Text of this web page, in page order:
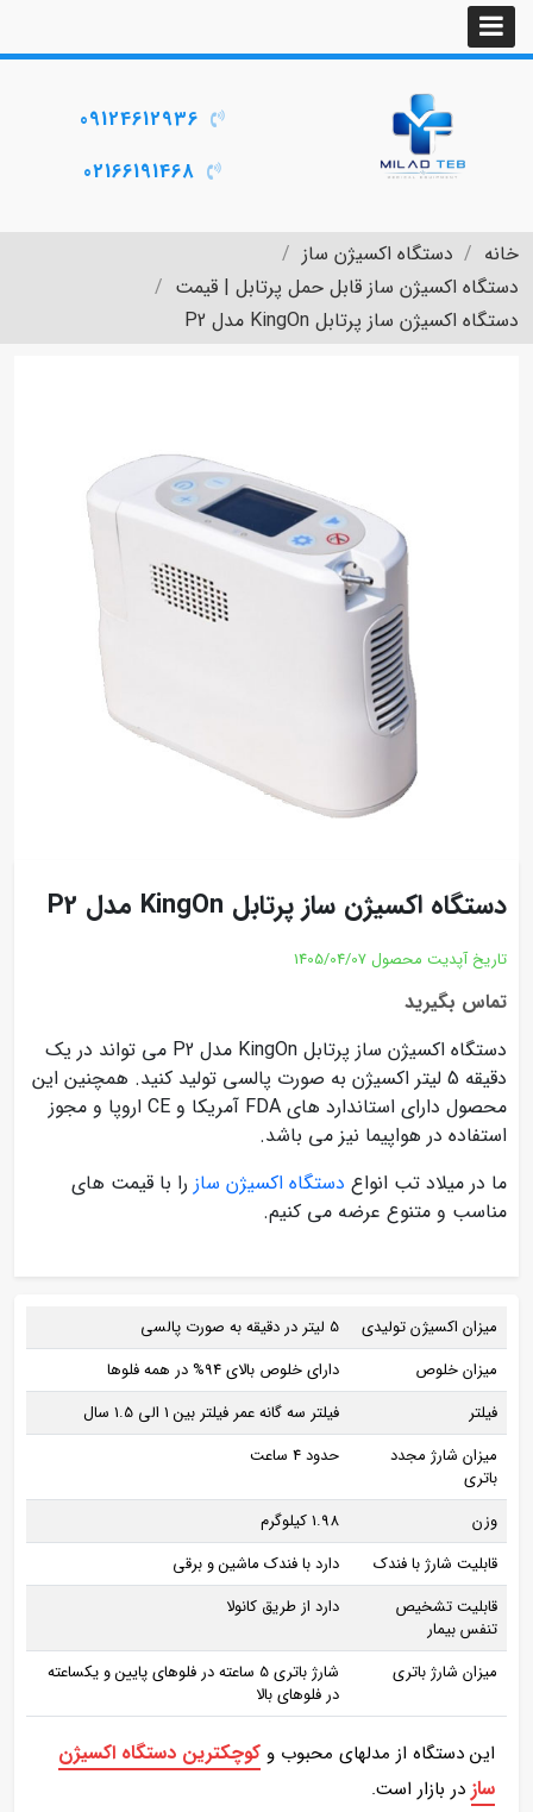
09124612936
02166191468
خانه
دستگاه اکسیژن ساز
دستگاه اکسیژن ساز قابل حمل پرتابل | قیمت
دستگاه اکسیژن ساز پرتابل KingOn مدل P2
دستگاه اکسیژن ساز پرتابل KingOn مدل P2
تاریخ آپدیت محصول 1405/04/07
تماس بگیرید
دستگاه اکسیژن ساز پرتابل KingOn مدل P2 می تواند در یک
دقیقه 5 لیتر اکسیژن به صورت پالسی تولید کنید. همچنین این
محصول دارای استاندارد های FDA آمریکا و CE اروپا و مجوز
استفاده در هواپیما نیز می باشد.
ما در میلاد تب انواع دستگاه اکسیژن ساز را با قیمت های
مناسب و متنوع عرضه می کنیم.
میزان اکسیژن تولیدی
5 لیتر در دقیقه به صورت پالسی
میزان خلوص
دارای خلوص بالای 94% در همه فلوها
فیلتر
فیلتر سه گانه عمر فیلتر بین 1 الی 1.5 سال
میزان شارژ مجدد
باتری
حدود 4 ساعت
وزن
1.98 کیلوگرم
قابلیت شارژ با فندک
دارد با فندک ماشین و برقی
قابلیت تشخیص
تنفس بیمار
دارد از طریق کانولا
میزان شارژ باتری
شارژ باتری 5 ساعته در فلوهای پایین و یکساعته
در فلوهای بالا
این دستگاه از مدلهای محبوب و کوچکترین دستگاه اکسیژن
ساز در بازار است.